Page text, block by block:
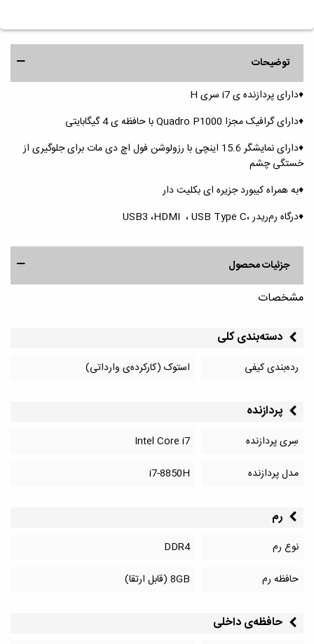
توضیحات
♦️دارای پردازنده ی i7 سری H
♦️دارای گرافیک مجزا Quadro P1000 با حافظه ی 4 گیگابایتی
♦️دارای نمایشگر 15.6 اینچی با رزولوشن فول اچ دی مات برای جلوگیری از
خستگی چشم
♦️به همراه کیبورد جزیره ای بکلیت دار
♦️درگاه رم‌ریدر ،USB3 ،HDMI ، USB Type C
جزئیات محصول
مشخصات
دسته‌بندی کلی
رده‌بندی کیفی استوک (کارکرده‌ی وارداتی)
پردازنده
سِری پردازنده
Intel Core i7
مدل پردازنده
i7-8850H
رم
نوع رم
DDR4
حافظه رم
8GB (قابل ارتقا)
حافظه‌‌ی داخلی